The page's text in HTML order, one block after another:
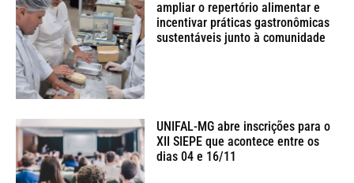
ampliar o repertório alimentar e
incentivar práticas gastronômicas
sustentáveis junto à comunidade
UNIFAL-MG abre inscrições para o
XII SIEPE que acontece entre os
dias 04 e 16/11